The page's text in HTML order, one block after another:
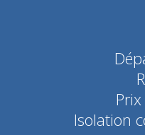
Isolation